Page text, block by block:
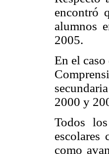
encontró
alumnos
2005.
En el
2000 y
Todos
escolares
como